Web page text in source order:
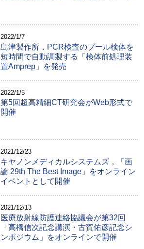
2022/1/7
島津製作所，PCR検査のプール検体を
短時間で自動調製する「検体前処理装
置Amprep」を発売
2022/1/5
第5回超高精細CT研究会がWeb形式で
開催
2021/12/23
キヤノンメディカルシステムズ，「画
論 29th The Best Image」をオンライン
イベントとして開催
2021/12/13
医療放射線防護連絡協議会が第32回
「高橋信次記念講演・古賀佑彦記念シ
ンポジウム」をオンラインで開催